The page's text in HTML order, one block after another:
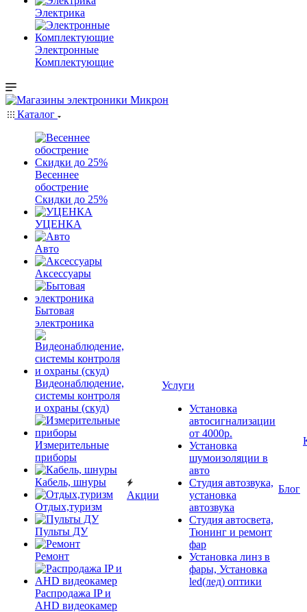
Электрика
Электронные
Комплектующие
Каталог
Весеннее
обострение
Скидки до 25%
УЦЕНКА
Авто
Аксессуары
Бытовая
электроника
Видеонаблюдение,
системы контроля
и охраны (скуд)
Измерительные
приборы
Кабель, шнуры
Отдых,туризм
Пульты ДУ
Ремонт
Распродажа IP и
AHD видеокамер
Акции
Услуги
Установка
автосигнализации
от 4000р.
Установка
шумоизоляции в
авто
Студия автозвука,
установка
автозвука
Студия автосвета,
Тюнинг и ремонт
фар
Установка линз в
фары, Установка
led(лед) оптики
Блог